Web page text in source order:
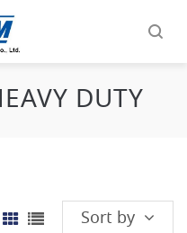
DUTY
Sort by